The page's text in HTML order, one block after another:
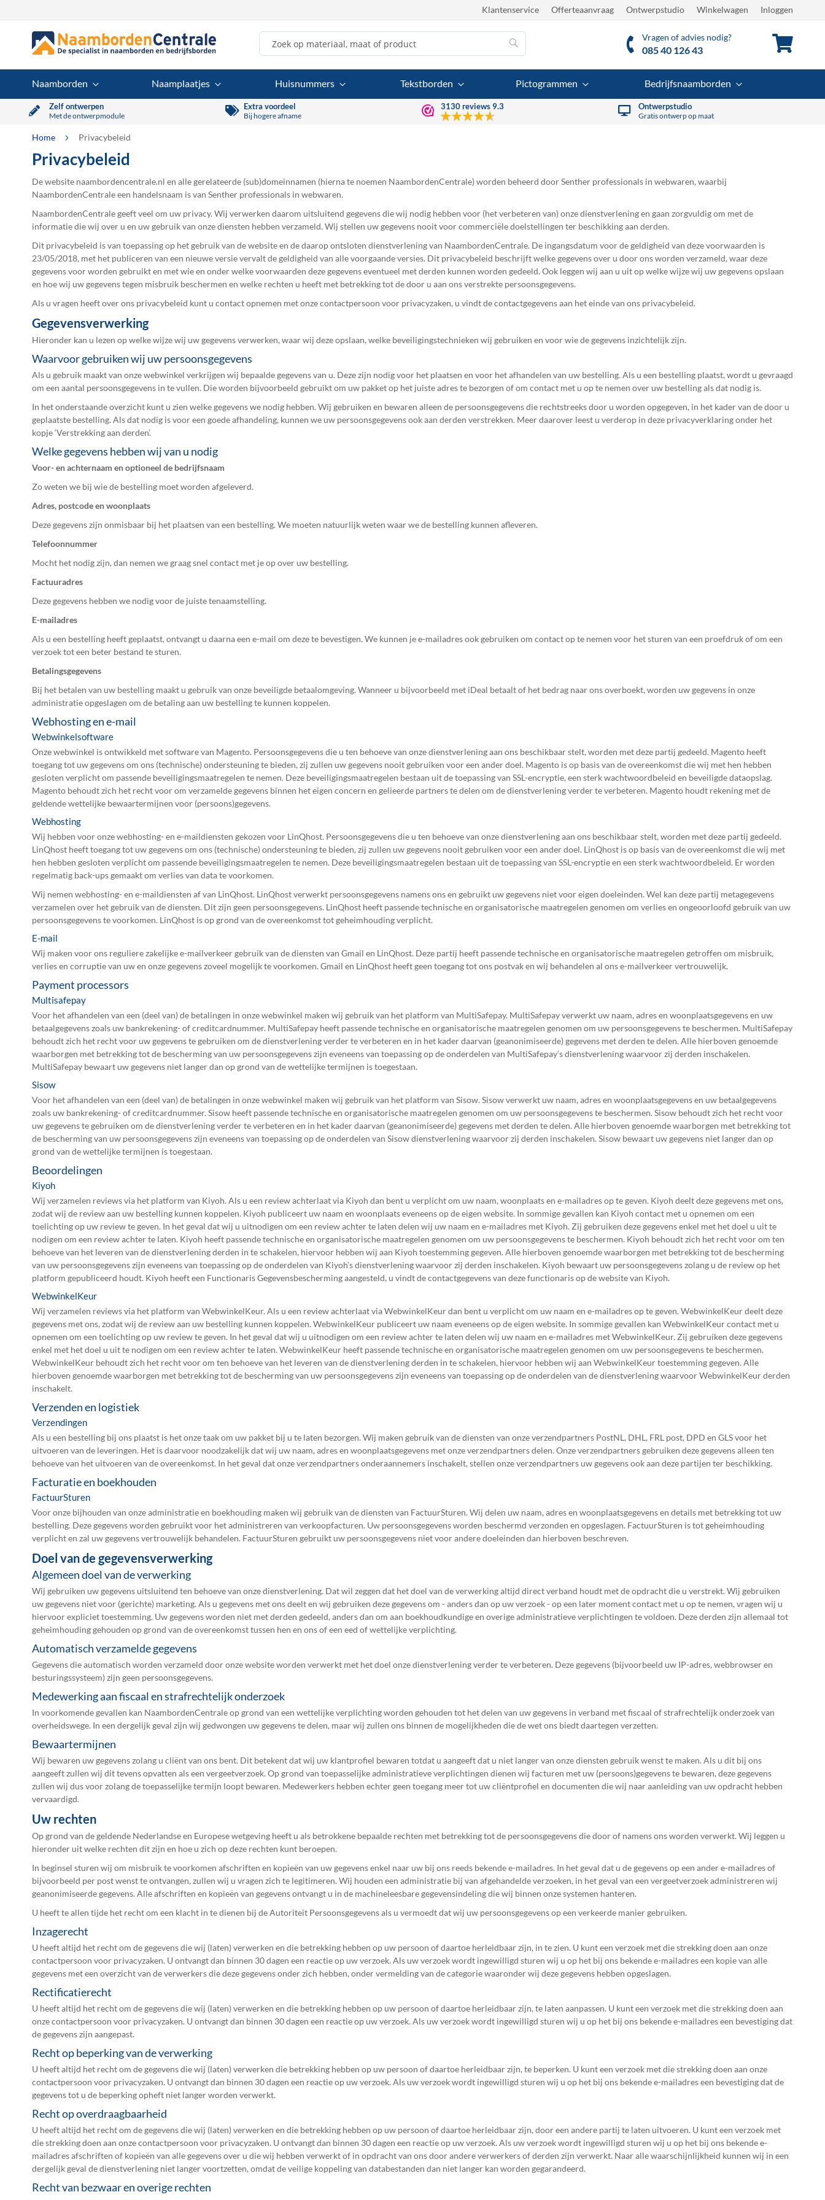
de
inhoud
Klantenservice Offerteaanvraag Ontwerpstudio Winkelwagen Inloggen
Vragen of advies nodig?
085 40 126 43
Naamborden Naamplaatjes Huisnummers Tekstborden Pictogrammen Bedrijfsnaamborden
Zelf ontwerpen
Met de ontwerpmodule
Extra voordeel
Bij hogere afname
3130reviews9.3 Ontwerpstudio
Gratis ontwerp op maat
Home Privacybeleid
Privacybeleid
De website naambordencentrale.nl en alle gerelateerde (sub)domeinnamen (hierna te noemen NaambordenCentrale) worden beheerd door Senther professionals in webwaren, waarbij
NaambordenCentrale een handelsnaam is van Senther professionals in webwaren.
NaambordenCentrale geeft veel om uw privacy. Wij verwerken daarom uitsluitend gegevens die wij nodig hebben voor (het verbeteren van) onze dienstverlening en gaan zorgvuldig om met de
informatie die wij over u en uw gebruik van onze diensten hebben verzameld. Wij stellen uw gegevens nooit voor commerciële doelstellingen ter beschikking aan derden.
Dit privacybeleid is van toepassing op het gebruik van de website en de daarop ontsloten dienstverlening van NaambordenCentrale. De ingangsdatum voor de geldigheid van deze voorwaarden is
23/05/2018, met het publiceren van een nieuwe versie vervalt de geldigheid van alle voorgaande versies. Dit privacybeleid beschrijft welke gegevens over u door ons worden verzameld, waar deze
gegevens voor worden gebruikt en met wie en onder welke voorwaarden deze gegevens eventueel met derden kunnen worden gedeeld. Ook leggen wij aan u uit op welke wijze wij uw gegevens opslaan
en hoe wij uw gegevens tegen misbruik beschermen en welke rechten u heeft met betrekking tot de door u aan ons verstrekte persoonsgegevens.
Als u vragen heeft over ons privacybeleid kunt u contact opnemen met onze contactpersoon voor privacyzaken, u vindt de contactgegevens aan het einde van ons privacybeleid.
Gegevensverwerking
Hieronder kan u lezen op welke wijze wij uw gegevens verwerken, waar wij deze opslaan, welke beveiligingstechnieken wij gebruiken en voor wie de gegevens inzichtelijk zijn.
Waarvoor gebruiken wij uw persoonsgegevens
Als u gebruik maakt van onze webwinkel verkrijgen wij bepaalde gegevens van u. Deze zijn nodig voor het plaatsen en voor het afhandelen van uw bestelling. Als u een bestelling plaatst, wordt u gevraagd
om een aantal persoonsgegevens in te vullen. Die worden bijvoorbeeld gebruikt om uw pakket op het juiste adres te bezorgen of om contact met u op te nemen over uw bestelling als dat nodig is.
In het onderstaande overzicht kunt u zien welke gegevens we nodig hebben. Wij gebruiken en bewaren alleen de persoonsgegevens die rechtstreeks door u worden opgegeven, in het kader van de door u
geplaatste bestelling. Als dat nodig is voor een goede afhandeling, kunnen we uw persoonsgegevens ook aan derden verstrekken. Meer daarover leest u verderop in deze privacyverklaring onder het
kopje ‘Verstrekking aan derden’.
Welke gegevens hebben wij van u nodig
Voor- en achternaam en optioneel de bedrijfsnaam
Zo weten we bij wie de bestelling moet worden afgeleverd.
Adres, postcode en woonplaats
Deze gegevens zijn onmisbaar bij het plaatsen van een bestelling. We moeten natuurlijk weten waar we de bestelling kunnen afleveren.
Telefoonnummer
Mocht het nodig zijn, dan nemen we graag snel contact met je op over uw bestelling.
Factuuradres
Deze gegevens hebben we nodig voor de juiste tenaamstelling.
E-mailadres
Als u een bestelling heeft geplaatst, ontvangt u daarna een e-mail om deze te bevestigen. We kunnen je e-mailadres ook gebruiken om contact op te nemen voor het sturen van een proefdruk of om een
verzoek tot een beter bestand te sturen.
Betalingsgegevens
Bij het betalen van uw bestelling maakt u gebruik van onze beveiligde betaalomgeving. Wanneer u bijvoorbeeld met iDeal betaalt of het bedrag naar ons overboekt, worden uw gegevens in onze
administratie opgeslagen om de betaling aan uw bestelling te kunnen koppelen.
Webhosting en e-mail
Webwinkelsoftware
Onze webwinkel is ontwikkeld met software van Magento. Persoonsgegevens die u ten behoeve van onze dienstverlening aan ons beschikbaar stelt, worden met deze partij gedeeld. Magento heeft
toegang tot uw gegevens om ons (technische) ondersteuning te bieden, zij zullen uw gegevens nooit gebruiken voor een ander doel. Magento is op basis van de overeenkomst die wij met hen hebben
gesloten verplicht om passende beveiligingsmaatregelen te nemen. Deze beveiligingsmaatregelen bestaan uit de toepassing van SSL-encryptie, een sterk wachtwoordbeleid en beveiligde dataopslag.
Magento behoudt zich het recht voor om verzamelde gegevens binnen het eigen concern en gelieerde partners te delen om de dienstverlening verder te verbeteren. Magento houdt rekening met de
geldende wettelijke bewaartermijnen voor (persoons)gegevens.
Webhosting
Wij hebben voor onze webhosting- en e-maildiensten gekozen voor LinQhost. Persoonsgegevens die u ten behoeve van onze dienstverlening aan ons beschikbaar stelt, worden met deze partij gedeeld.
LinQhost heeft toegang tot uw gegevens om ons (technische) ondersteuning te bieden, zij zullen uw gegevens nooit gebruiken voor een ander doel. LinQhost is op basis van de overeenkomst die wij met
hen hebben gesloten verplicht om passende beveiligingsmaatregelen te nemen. Deze beveiligingsmaatregelen bestaan uit de toepassing van SSL-encryptie en een sterk wachtwoordbeleid. Er worden
regelmatig back-ups gemaakt om verlies van data te voorkomen.
Wij nemen webhosting- en e-maildiensten af van LinQhost. LinQhost verwerkt persoonsgegevens namens ons en gebruikt uw gegevens niet voor eigen doeleinden. Wel kan deze partij metagegevens
verzamelen over het gebruik van de diensten. Dit zijn geen persoonsgegevens. LinQhost heeft passende technische en organisatorische maatregelen genomen om verlies en ongeoorloofd gebruik van uw
persoonsgegevens te voorkomen. LinQhost is op grond van de overeenkomst tot geheimhouding verplicht.
E-mail
Wij maken voor ons reguliere zakelijke e-mailverkeer gebruik van de diensten van Gmail en LinQhost. Deze partij heeft passende technische en organisatorische maatregelen getroffen om misbruik,
verlies en corruptie van uw en onze gegevens zoveel mogelijk te voorkomen. Gmail en LinQhost heeft geen toegang tot ons postvak en wij behandelen al ons e-mailverkeer vertrouwelijk.
Payment processors
Multisafepay
Voor het afhandelen van een (deel van) de betalingen in onze webwinkel maken wij gebruik van het platform van MultiSafepay. MultiSafepay verwerkt uw naam, adres en woonplaatsgegevens en uw
betaalgegevens zoals uw bankrekening- of creditcardnummer. MultiSafepay heeft passende technische en organisatorische maatregelen genomen om uw persoonsgegevens te beschermen. MultiSafepay
behoudt zich het recht voor uw gegevens te gebruiken om de dienstverlening verder te verbeteren en in het kader daarvan (geanonimiseerde) gegevens met derden te delen. Alle hierboven genoemde
waarborgen met betrekking tot de bescherming van uw persoonsgegevens zijn eveneens van toepassing op de onderdelen van MultiSafepay’s dienstverlening waarvoor zij derden inschakelen.
MultiSafepay bewaart uw gegevens niet langer dan op grond van de wettelijke termijnen is toegestaan.
Sisow
Voor het afhandelen van een (deel van) de betalingen in onze webwinkel maken wij gebruik van het platform van Sisow. Sisow verwerkt uw naam, adres en woonplaatsgegevens en uw betaalgegevens
zoals uw bankrekening- of creditcardnummer. Sisow heeft passende technische en organisatorische maatregelen genomen om uw persoonsgegevens te beschermen. Sisow behoudt zich het recht voor
uw gegevens te gebruiken om de dienstverlening verder te verbeteren en in het kader daarvan (geanonimiseerde) gegevens met derden te delen. Alle hierboven genoemde waarborgen met betrekking tot
de bescherming van uw persoonsgegevens zijn eveneens van toepassing op de onderdelen van Sisow dienstverlening waarvoor zij derden inschakelen. Sisow bewaart uw gegevens niet langer dan op
grond van de wettelijke termijnen is toegestaan.
Beoordelingen
Kiyoh
Wij verzamelen reviews via het platform van Kiyoh. Als u een review achterlaat via Kiyoh dan bent u verplicht om uw naam, woonplaats en e-mailadres op te geven. Kiyoh deelt deze gegevens met ons,
zodat wij de review aan uw bestelling kunnen koppelen. Kiyoh publiceert uw naam en woonplaats eveneens op de eigen website. In sommige gevallen kan Kiyoh contact met u opnemen om een
toelichting op uw review te geven. In het geval dat wij u uitnodigen om een review achter te laten delen wij uw naam en e-mailadres met Kiyoh. Zij gebruiken deze gegevens enkel met het doel u uit te
nodigen om een review achter te laten. Kiyoh heeft passende technische en organisatorische maatregelen genomen om uw persoonsgegevens te beschermen. Kiyoh behoudt zich het recht voor om ten
behoeve van het leveren van de dienstverlening derden in te schakelen, hiervoor hebben wij aan Kiyoh toestemming gegeven. Alle hierboven genoemde waarborgen met betrekking tot de bescherming
van uw persoonsgegevens zijn eveneens van toepassing op de onderdelen van Kiyoh’s dienstverlening waarvoor zij derden inschakelen. Kiyoh bewaart uw persoonsgegevens zolang u de review op het
platform gepubliceerd houdt. Kiyoh heeft een Functionaris Gegevensbescherming aangesteld, u vindt de contactgegevens van deze functionaris op de website van Kiyoh.
WebwinkelKeur
Wij verzamelen reviews via het platform van WebwinkelKeur. Als u een review achterlaat via WebwinkelKeur dan bent u verplicht om uw naam en e-mailadres op te geven. WebwinkelKeur deelt deze
gegevens met ons, zodat wij de review aan uw bestelling kunnen koppelen. WebwinkelKeur publiceert uw naam eveneens op de eigen website. In sommige gevallen kan WebwinkelKeur contact met u
opnemen om een toelichting op uw review te geven. In het geval dat wij u uitnodigen om een review achter te laten delen wij uw naam en e-mailadres met WebwinkelKeur. Zij gebruiken deze gegevens
enkel met het doel u uit te nodigen om een review achter te laten. WebwinkelKeur heeft passende technische en organisatorische maatregelen genomen om uw persoonsgegevens te beschermen.
WebwinkelKeur behoudt zich het recht voor om ten behoeve van het leveren van de dienstverlening derden in te schakelen, hiervoor hebben wij aan WebwinkelKeur toestemming gegeven. Alle
hierboven genoemde waarborgen met betrekking tot de bescherming van uw persoonsgegevens zijn eveneens van toepassing op de onderdelen van de dienstverlening waarvoor WebwinkelKeur derden
inschakelt.
Verzenden en logistiek
Verzendingen
Als u een bestelling bij ons plaatst is het onze taak om uw pakket bij u te laten bezorgen. Wij maken gebruik van de diensten van onze verzendpartners PostNL, DHL, FRL post, DPD en GLS voor het
uitvoeren van de leveringen. Het is daarvoor noodzakelijk dat wij uw naam, adres en woonplaatsgegevens met onze verzendpartners delen. Onze verzendpartners gebruiken deze gegevens alleen ten
behoeve van het uitvoeren van de overeenkomst. In het geval dat onze verzendpartners onderaannemers inschakelt, stellen onze verzendpartners uw gegevens ook aan deze partijen ter beschikking.
Facturatie en boekhouden
FactuurSturen
Voor onze bijhouden van onze administratie en boekhouding maken wij gebruik van de diensten van FactuurSturen. Wij delen uw naam, adres en woonplaatsgegevens en details met betrekking tot uw
bestelling. Deze gegevens worden gebruikt voor het administreren van verkoopfacturen. Uw persoonsgegevens worden beschermd verzonden en opgeslagen. FactuurSturen is tot geheimhouding
verplicht en zal uw gegevens vertrouwelijk behandelen. FactuurSturen gebruikt uw persoonsgegevens niet voor andere doeleinden dan hierboven beschreven.
Doel van de gegevensverwerking
Algemeen doel van de verwerking
Wij gebruiken uw gegevens uitsluitend ten behoeve van onze dienstverlening. Dat wil zeggen dat het doel van de verwerking altijd direct verband houdt met de opdracht die u verstrekt. Wij gebruiken
uw gegevens niet voor (gerichte) marketing. Als u gegevens met ons deelt en wij gebruiken deze gegevens om - anders dan op uw verzoek - op een later moment contact met u op te nemen, vragen wij u
hiervoor expliciet toestemming. Uw gegevens worden niet met derden gedeeld, anders dan om aan boekhoudkundige en overige administratieve verplichtingen te voldoen. Deze derden zijn allemaal tot
geheimhouding gehouden op grond van de overeenkomst tussen hen en ons of een eed of wettelijke verplichting.
Automatisch verzamelde gegevens
Gegevens die automatisch worden verzameld door onze website worden verwerkt met het doel onze dienstverlening verder te verbeteren. Deze gegevens (bijvoorbeeld uw IP-adres, webbrowser en
besturingssysteem) zijn geen persoonsgegevens.
Medewerking aan fiscaal en strafrechtelijk onderzoek
In voorkomende gevallen kan NaambordenCentrale op grond van een wettelijke verplichting worden gehouden tot het delen van uw gegevens in verband met fiscaal of strafrechtelijk onderzoek van
overheidswege. In een dergelijk geval zijn wij gedwongen uw gegevens te delen, maar wij zullen ons binnen de mogelijkheden die de wet ons biedt daartegen verzetten.
Bewaartermijnen
Wij bewaren uw gegevens zolang u cliënt van ons bent. Dit betekent dat wij uw klantprofiel bewaren totdat u aangeeft dat u niet langer van onze diensten gebruik wenst te maken. Als u dit bij ons
aangeeft zullen wij dit tevens opvatten als een vergeetverzoek. Op grond van toepasselijke administratieve verplichtingen dienen wij facturen met uw (persoons)gegevens te bewaren, deze gegevens
zullen wij dus voor zolang de toepasselijke termijn loopt bewaren. Medewerkers hebben echter geen toegang meer tot uw cliëntprofiel en documenten die wij naar aanleiding van uw opdracht hebben
vervaardigd.
Uw rechten
Op grond van de geldende Nederlandse en Europese wetgeving heeft u als betrokkene bepaalde rechten met betrekking tot de persoonsgegevens die door of namens ons worden verwerkt. Wij leggen u
hieronder uit welke rechten dit zijn en hoe u zich op deze rechten kunt beroepen.
In beginsel sturen wij om misbruik te voorkomen afschriften en kopieën van uw gegevens enkel naar uw bij ons reeds bekende e-mailadres. In het geval dat u de gegevens op een ander e-mailadres of
bijvoorbeeld per post wenst te ontvangen, zullen wij u vragen zich te legitimeren. Wij houden een administratie bij van afgehandelde verzoeken, in het geval van een vergeetverzoek administreren wij
geanonimiseerde gegevens. Alle afschriften en kopieën van gegevens ontvangt u in de machineleesbare gegevensindeling die wij binnen onze systemen hanteren.
U heeft te allen tijde het recht om een klacht in te dienen bij de Autoriteit Persoonsgegevens als u vermoedt dat wij uw persoonsgegevens op een verkeerde manier gebruiken.
Inzagerecht
U heeft altijd het recht om de gegevens die wij (laten) verwerken en die betrekking hebben op uw persoon of daartoe herleidbaar zijn, in te zien. U kunt een verzoek met die strekking doen aan onze
contactpersoon voor privacyzaken. U ontvangt dan binnen 30 dagen een reactie op uw verzoek. Als uw verzoek wordt ingewilligd sturen wij u op het bij ons bekende e-mailadres een kopie van alle
gegevens met een overzicht van de verwerkers die deze gegevens onder zich hebben, onder vermelding van de categorie waaronder wij deze gegevens hebben opgeslagen.
Rectificatierecht
U heeft altijd het recht om de gegevens die wij (laten) verwerken en die betrekking hebben op uw persoon of daartoe herleidbaar zijn, te laten aanpassen. U kunt een verzoek met die strekking doen aan
onze contactpersoon voor privacyzaken. U ontvangt dan binnen 30 dagen een reactie op uw verzoek. Als uw verzoek wordt ingewilligd sturen wij u op het bij ons bekende e-mailadres een bevestiging dat
de gegevens zijn aangepast.
Recht op beperking van de verwerking
U heeft altijd het recht om de gegevens die wij (laten) verwerken die betrekking hebben op uw persoon of daartoe herleidbaar zijn, te beperken. U kunt een verzoek met die strekking doen aan onze
contactpersoon voor privacyzaken. U ontvangt dan binnen 30 dagen een reactie op uw verzoek. Als uw verzoek wordt ingewilligd sturen wij u op het bij ons bekende e-mailadres een bevestiging dat de
gegevens tot u de beperking opheft niet langer worden verwerkt.
Recht op overdraagbaarheid
U heeft altijd het recht om de gegevens die wij (laten) verwerken en die betrekking hebben op uw persoon of daartoe herleidbaar zijn, door een andere partij te laten uitvoeren. U kunt een verzoek met
die strekking doen aan onze contactpersoon voor privacyzaken. U ontvangt dan binnen 30 dagen een reactie op uw verzoek. Als uw verzoek wordt ingewilligd sturen wij u op het bij ons bekende e-
mailadres afschriften of kopieën van alle gegevens over u die wij hebben verwerkt of in opdracht van ons door andere verwerkers of derden zijn verwerkt. Naar alle waarschijnlijkheid kunnen wij in een
dergelijk geval de dienstverlening niet langer voortzetten, omdat de veilige koppeling van databestanden dan niet langer kan worden gegarandeerd.
Recht van bezwaar en overige rechten